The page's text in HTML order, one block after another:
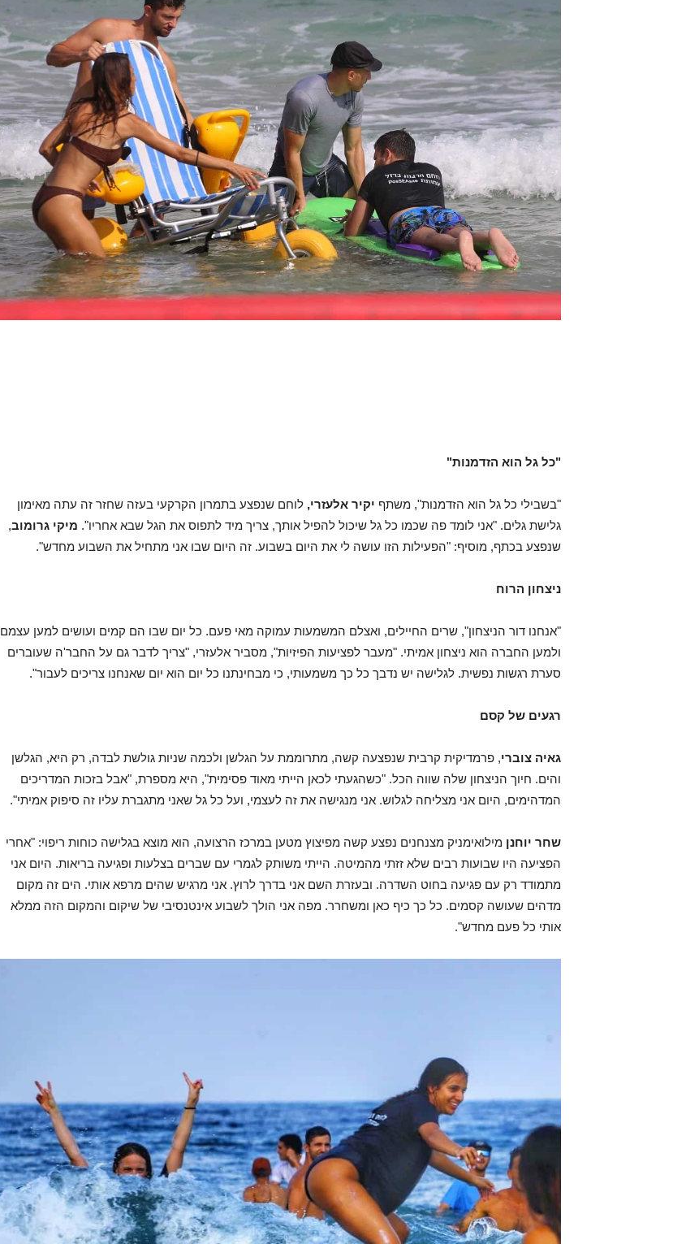
"כל גל הוא הזדמנות"
"בשבילי כל גל הוא הזדמנות", משתף יקיר אלעזרי, לוחם שנפצע בתמרון הקרקעי בעזה שחזר זה עתה מאימון
גלישת גלים. "אני לומד פה שכמו כל גל שיכול להפיל אותך, צריך מיד לתפוס את הגל שבא אחריו". מיקי גרומוב,
שנפצע בכתף, מוסיף: "הפעילות הזו עושה לי את היום בשבוע. זה היום שבו אני מתחיל את השבוע מחדש".
ניצחון הרוח
"אנחנו דור הניצחון", שרים החיילים, ואצלם המשמעות עמוקה מאי פעם. כל יום שבו הם קמים ועושים למען עצמם
ולמען החברה הוא ניצחון אמיתי. "מעבר לפציעות הפיזיות", מסביר אלעזרי, "צריך לדבר גם על החבר'ה שעוברים
סערת רגשות נפשית. לגלישה יש נדבך כל כך משמעותי, כי מבחינתנו כל יום הוא יום שאנחנו צריכים לעבור".
רגעים של קסם
גאיה צוברי, פרמדיקית קרבית שנפצעה קשה, מתרוממת על הגלשן ולכמה שניות גולשת לבדה, רק היא, הגלשן
והים. חיוך הניצחון שלה שווה הכל. "כשהגעתי לכאן הייתי מאוד פסימית", היא מספרת, "אבל בזכות המדריכים
המדהימים, היום אני מצליחה לגלוש. אני מנגישה את זה לעצמי, ועל כל גל שאני מתגברת עליו זה סיפוק אמיתי".
שחר יוחנן מילואימניק מצנחנים נפצע קשה מפיצוץ מטען במרכז הרצועה, הוא מוצא בגלישה כוחות ריפוי: "אחרי
הפציעה היו שבועות רבים שלא זזתי מהמיטה. הייתי משותק לגמרי עם שברים בצלעות ופגיעה בריאות. היום אני
מתמודד רק עם פגיעה בחוט השדרה. ובעזרת השם אני בדרך לרוץ. אני מרגיש שהים מרפא אותי. הים זה מקום
מדהים שעושה קסמים. כל כך כיף כאן ומשחרר. מפה אני הולך לשבוע אינטנסיבי של שיקום והמקום הזה ממלא
אותי כל פעם מחדש".